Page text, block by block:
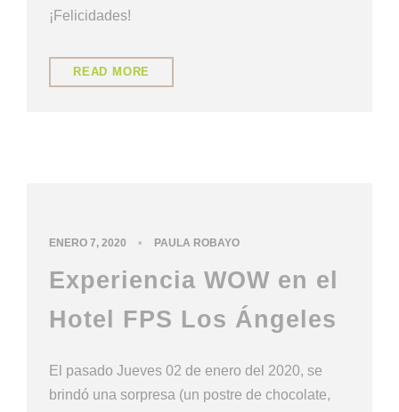
¡Felicidades!
READ MORE
ENERO 7, 2020 • PAULA ROBAYO
Experiencia WOW en el
Hotel FPS Los Ángeles
El pasado Jueves 02 de enero del 2020, se
brindó una sorpresa (un postre de chocolate,